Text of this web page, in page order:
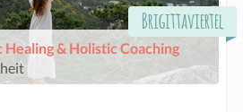
Brigittaviertel
Healing & Holistic Coaching